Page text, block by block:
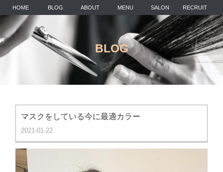
HOME BLOG ABOUT MENU SALON RECRUIT
BLOG
マスクをしている今に最適カラー
2021-01-22